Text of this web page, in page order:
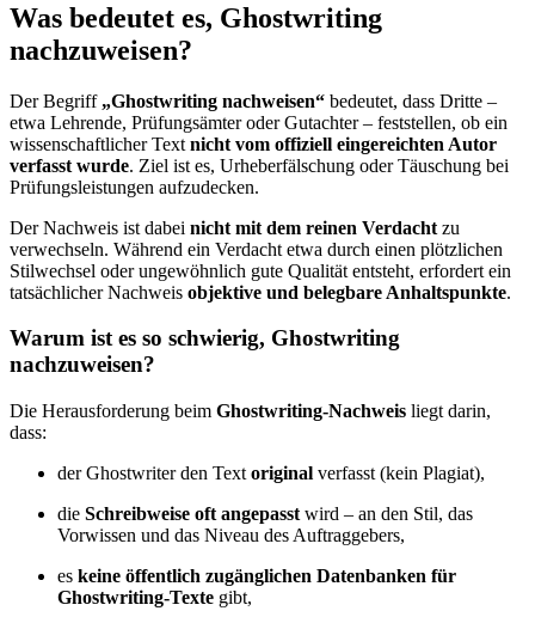
Was bedeutet es, Ghostwriting
nachzuweisen?
Der Begriff „Ghostwriting nachweisen“ bedeutet, dass Dritte –
etwa Lehrende, Prüfungsämter oder Gutachter – feststellen, ob ein
wissenschaftlicher Text nicht vom offiziell eingereichten Autor
verfasst wurde. Ziel ist es, Urheberfälschung oder Täuschung bei
Prüfungsleistungen aufzudecken.
Der Nachweis ist dabei nicht mit dem reinen Verdacht zu
verwechseln. Während ein Verdacht etwa durch einen plötzlichen
Stilwechsel oder ungewöhnlich gute Qualität entsteht, erfordert ein
tatsächlicher Nachweis objektive und belegbare Anhaltspunkte.
Warum ist es so schwierig, Ghostwriting
nachzuweisen?
Die Herausforderung beim Ghostwriting-Nachweis liegt darin,
dass:
der Ghostwriter den Text original verfasst (kein Plagiat),
die Schreibweise oft angepasst wird – an den Stil, das
Vorwissen und das Niveau des Auftraggebers,
es keine öffentlich zugänglichen Datenbanken für
Ghostwriting-Texte gibt,